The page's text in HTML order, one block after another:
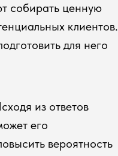
собирать ценную
клиентов.
для него
из ответов
его
вероятность